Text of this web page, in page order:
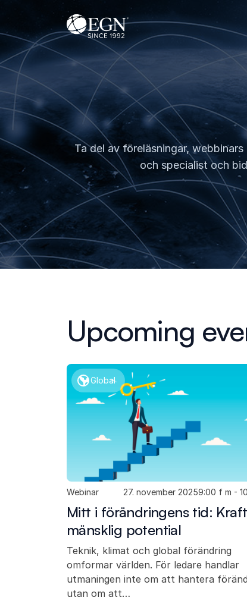
Executives' Global Network
Ta del av föreläsningar,
och specialist och
Upcoming
Global
Webinar 27. november 20259:00 f m -
Mitt i förändringens tid:
mänsklig potential
Teknik, klimat och global förändring
omformar världen. För ledare handlar
utmaningen inte om att hantera
utan om att…